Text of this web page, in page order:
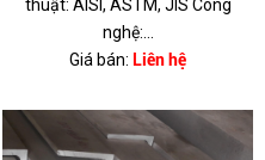
thuật: AISI, ASTM, JIS Công
nghệ:...
Giá bán: Liên hệ